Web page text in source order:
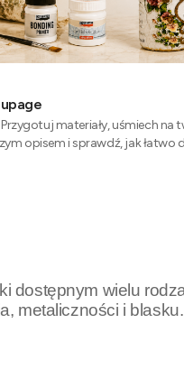
materiały, uśmiech na
opisem i sprawdź, jak łatwo
dostępnym wielu
metaliczności i
przedmiotów i
wykorzystaniu stara i